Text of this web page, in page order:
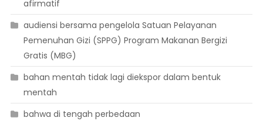
afirmatif
audiensi bersama pengelola Satuan Pelayanan
Pemenuhan Gizi (SPPG) Program Makanan Bergizi
Gratis (MBG)
bahan mentah tidak lagi diekspor dalam bentuk
mentah
bahwa di tengah perbedaan